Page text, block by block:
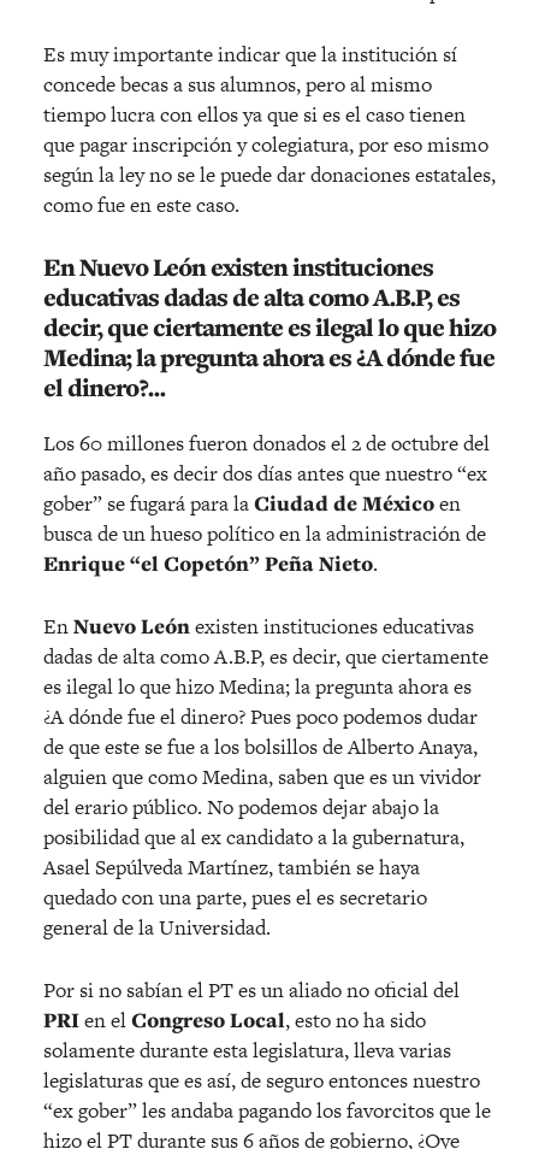
Es muy importante indicar que la institución sí
concede becas a sus alumnos, pero al mismo
tiempo lucra con ellos ya que si es el caso tienen
que pagar inscripción y colegiatura, por eso mismo
según la ley no se le puede dar donaciones estatales,
como fue en este caso.
EnNuevo Leónexisten instituciones
educativas dadas de alta como A.B.P, es
decir, que ciertamente es ilegal lo que hizo
Medina; la pregunta ahora es ¿A dónde fue
el dinero?…
Los 60 millones fueron donados el 2 de octubre del
año pasado, es decir dos días antes que nuestro “ex
gober” se fugará para laCiudad de Méxicoen
busca de un hueso político en la administración de
Enrique “el Copetón” Peña Nieto.
EnNuevo Leónexisten instituciones educativas
dadas de alta como A.B.P, es decir, que ciertamente
es ilegal lo que hizo Medina; la pregunta ahora es
¿A dónde fue el dinero? Pues poco podemos dudar
de que este se fue a los bolsillos de Alberto Anaya,
alguien que como Medina, saben que es un vividor
del erario público. No podemos dejar abajo la
posibilidad que al ex candidato a la gubernatura,
Asael Sepúlveda Martínez, también se haya
quedado con una parte, pues el es secretario
general de la Universidad.
Por si no sabían el PT es un aliado no oficial del
PRIen elCongreso Local, esto no ha sido
solamente durante esta legislatura, lleva varias
legislaturas que es así, de seguro entonces nuestro
“ex gober” les andaba pagando los favorcitos que le
hizo el PT durante sus 6 años de gobierno, ¿Oye